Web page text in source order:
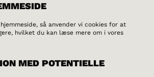
så anvender vi cookies for at
hvilket du kan læse mere om i vores
MED POTENTIELLE